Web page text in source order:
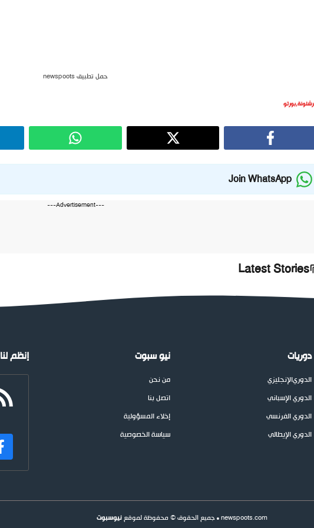
حمل تطبيق newspoots
,بورتو
Join WhatsApp
---Advertisement---
Latest Stories
دوريات
الدوريالإنجليزي
الدوري الإسباني
الدوري الفرنسي
الدوري الإيطالي
نيو سبوت
من نحن
اتصل بنا
إخلاء المسؤولية
سياسة الخصوصية
إنظم لنا
newspoots.com • جميع الحقوق © محفوظة لموقع نيوسبوت